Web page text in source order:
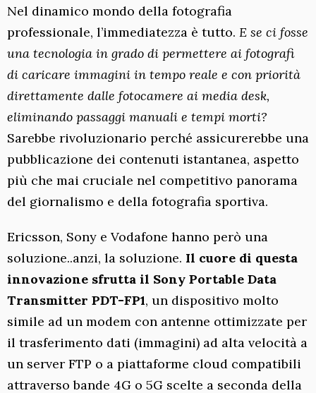
Nel dinamico mondo della fotografia
professionale, l’immediatezza è tutto. E se ci fosse
una tecnologia in grado di permettere ai fotografi
di caricare immagini in tempo reale e con priorità
direttamente dalle fotocamere ai media desk,
eliminando passaggi manuali e tempi morti?
Sarebbe rivoluzionario perché assicurerebbe una
pubblicazione dei contenuti istantanea, aspetto
più che mai cruciale nel competitivo panorama
del giornalismo e della fotografia sportiva.
Ericsson, Sony e Vodafone hanno però una
soluzione..anzi, la soluzione. Il cuore di questa
innovazione sfrutta il Sony Portable Data
Transmitter PDT-FP1, un dispositivo molto
simile ad un modem con antenne ottimizzate per
il trasferimento dati (immagini) ad alta velocità a
un server FTP o a piattaforme cloud compatibili
attraverso bande 4G o 5G scelte a seconda della